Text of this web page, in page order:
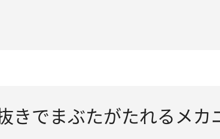
きでまぶたがたれるメカ